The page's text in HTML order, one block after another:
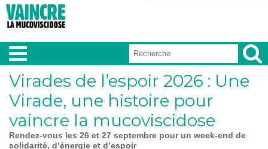
A LA UNE
VIVRE AVEC
Virades de l’espoir 2026 : Une
Virade, une histoire pour
vaincre la mucoviscidose
​Rendez-vous les 26 et 27 septembre pour un week-end de
solidarité, d’énergie et d’espoir